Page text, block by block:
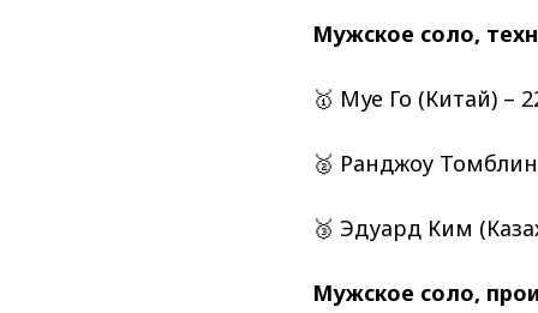
Мужское соло,
🥇 Муе Го (Китай) –
🥈 Ранджоу
🥉 Эдуард Ким
Мужское соло,